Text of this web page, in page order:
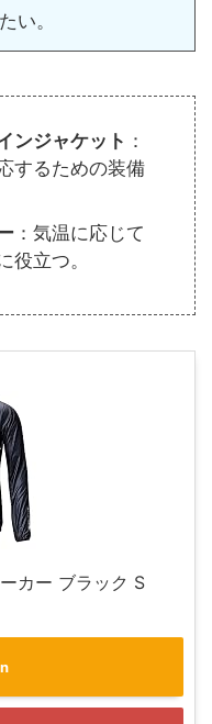
い。
ンジャケット ：
するための装備
：気温に応じて
役立つ。
カー ブラック S